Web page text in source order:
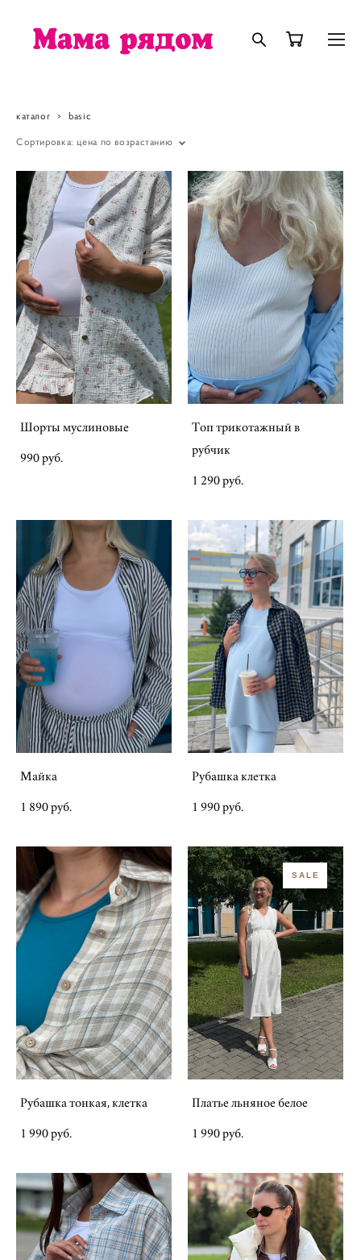
каталог > basic
Сортировка: цена по возрастанию
Шорты муслиновые
990 pуб.
Топ трикотажный в
рубчик
1 290 pуб.
Майка
1 890 pуб.
Рубашка клетка
1 990 pуб.
Рубашка тонкая, клетка
1 990 pуб.
SALE
Платье льняное белое
1 990 pуб.